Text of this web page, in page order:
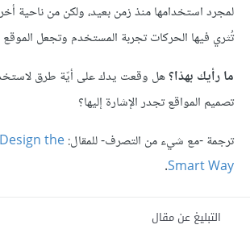
لمجرد استخدامها منذ زمن بعيد، ولكن من ناحية
تُثري فيها الحركات تجربة المستخدم وتجعل الموقع
ما رأيك بهذا؟هل وقعت يدك على أيّة طرق
تصميم المواقع تجدر الإشارة إليها؟
ترجمة -مع شيء من التصرف- للمقال:the
Smart Way
.
التبليغ عن مقال